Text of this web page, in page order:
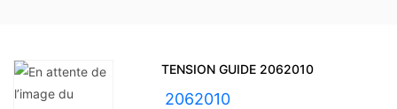
TENSION GUIDE 2062010
2062010